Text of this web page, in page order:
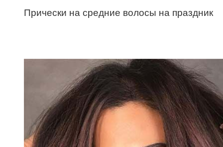
Прически на средние волосы на праздник